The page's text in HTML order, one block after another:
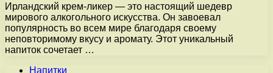
Ирландский крем-ликер — это настоящий шедевр
мирового алкогольного искусства. Он завоевал
популярность во всем мире благодаря своему
неповторимому вкусу и аромату. Этот уникальный
напиток сочетает …
Напитки